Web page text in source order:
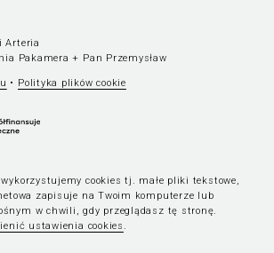
Arteria
Pakamera + Pan Przemysław
• Polityka plików cookie
cookies tj. małe pliki tekstowe,
zapisuje na Twoim komputerze lub
w chwili, gdy przeglądasz tę stronę.
ustawienia cookies.